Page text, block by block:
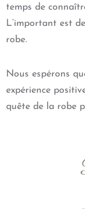
temps de
L’important est
robe.
Nous espérons
expérience
quête de la robe